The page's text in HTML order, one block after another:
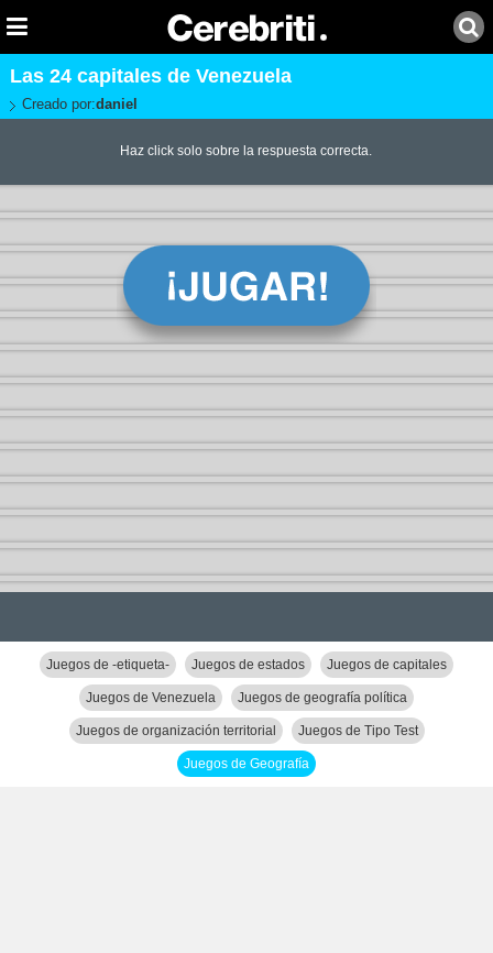
Las 24 capitales de Venezuela
Creado por:daniel
Haz click solo sobre la respuesta correcta.
Juegos de -etiqueta- Juegos de estados Juegos de capitales
Juegos de Venezuela Juegos de geografía política
Juegos de organización territorial Juegos de Tipo Test
Juegos de Geografía